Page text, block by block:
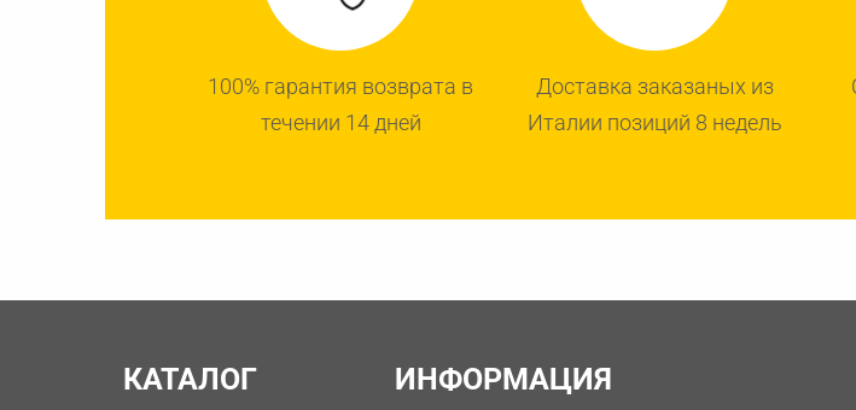
100% гарантия возврата в
течении 14 дней
Доставка заказаных из
Италии позиций 8 недель
КАТАЛОГ ИНФОРМАЦИЯ